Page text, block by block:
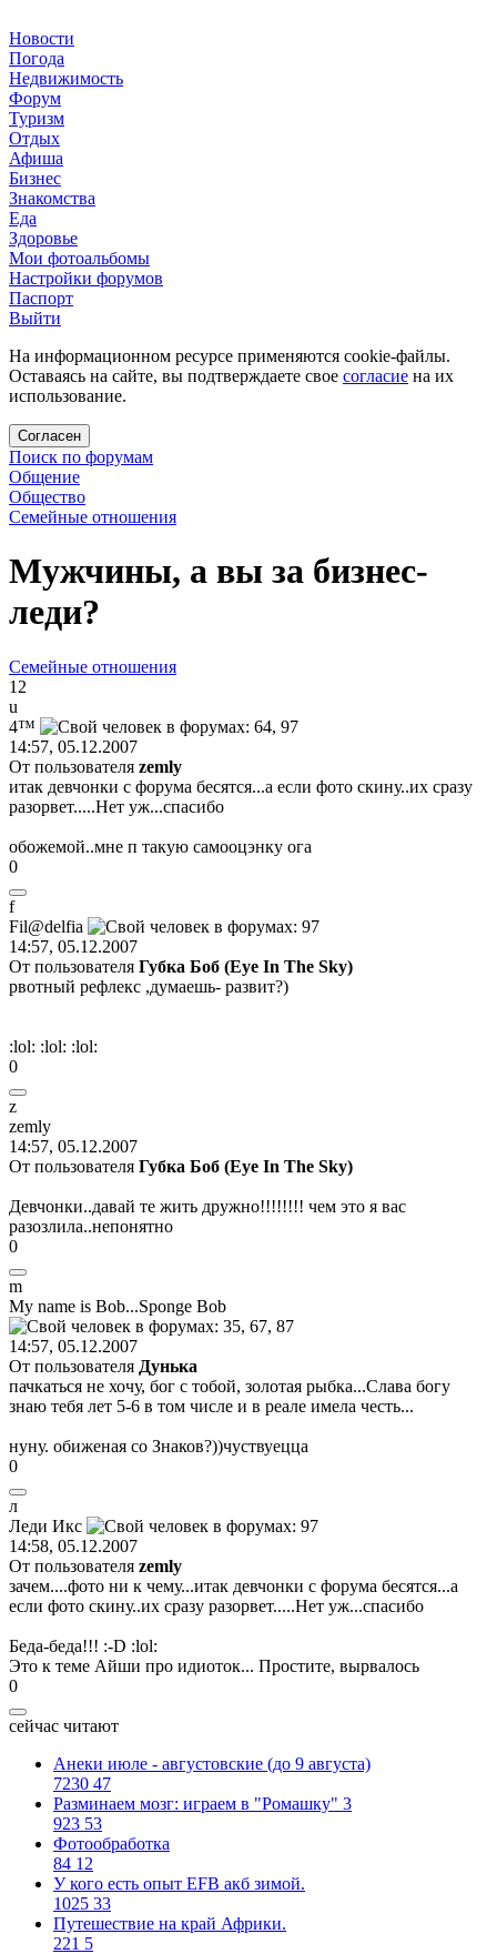
Новости
Погода
Недвижимость
Форум
Туризм
Отдых
Афиша
Бизнес
Знакомства
Еда
Здоровье
Мои фотоальбомы
Настройки форумов
Паспорт
Выйти
На информационном ресурсе применяются cookie-файлы.
Оставаясь на сайте, вы подтверждаете свое согласие на их
использование.
Согласен
Поиск по форумам
Общение
Общество
Семейные отношения
Мужчины, а вы за бизнес-
леди?
Семейные отношения
12
u
4™
14:57, 05.12.2007
От пользователя zemly
итак девчонки с форума бесятся...а если фото скину..их сразу
разорвет.....Нет уж...спасибо
обожемой..мне п такую самооцэнку ога
0
f
Fil@delfia
14:57, 05.12.2007
От пользователя Губка Боб (Eye In The Sky)
рвотный рефлекс ,думаешь- развит?)
:lol: :lol: :lol:
0
z
zemly
14:57, 05.12.2007
От пользователя Губка Боб (Eye In The Sky)
Девчонки..давай те жить дружно!!!!!!!! чем это я вас
разозлила..непонятно
0
m
My name is Bob...Sponge Bob
14:57, 05.12.2007
От пользователя Дунька
пачкаться не хочу, бог с тобой, золотая рыбка...Слава богу
знаю тебя лет 5-6 в том числе и в реале имела честь...
нуну. обиженая со Знаков?))чуствуецца
0
л
Леди Икс
14:58, 05.12.2007
От пользователя zemly
зачем....фото ни к чему...итак девчонки с форума бесятся...а
если фото скину..их сразу разорвет.....Нет уж...спасибо
Беда-беда!!! :-D :lol:
Это к теме Айши про идиоток... Простите, вырвалось
0
сейчас читают
Анеки июле - августовские (до 9 августа)
7230 47
Разминаем мозг: играем в "Ромашку" 3
923 53
Фотообработка
84 12
У кого есть опыт EFB акб зимой.
1025 33
Путешествие на край Африки.
221 5